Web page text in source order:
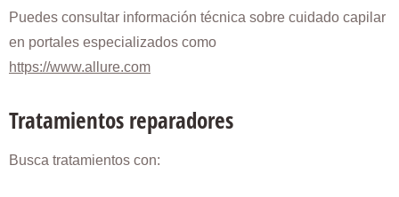
Puedes consultar información técnica sobre cuidado capilar
en portales especializados como
https://www.allure.com
Tratamientos reparadores
Busca tratamientos con: